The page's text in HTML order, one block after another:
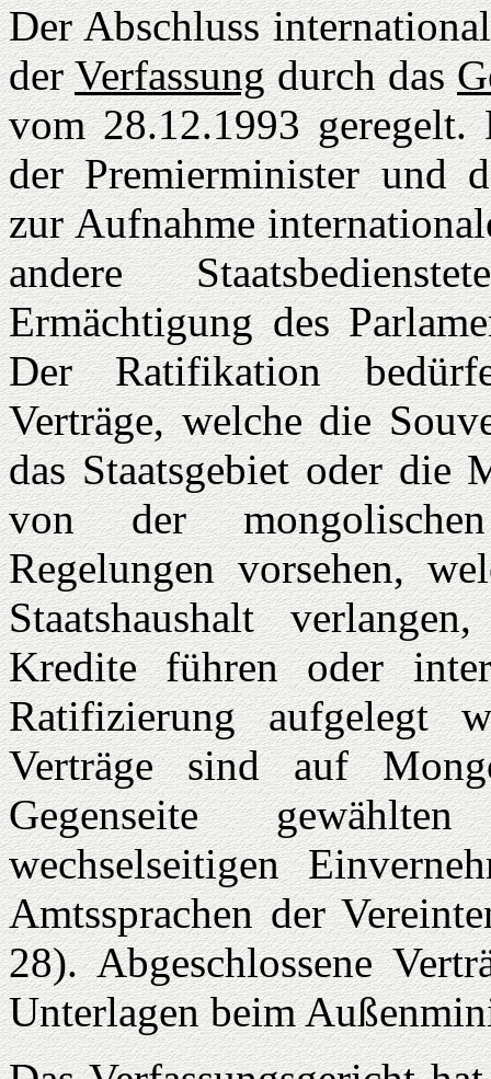
Der Abschluss
derVerfassungdurch das
vom 28.12.1993 geregelt.
der Premierminister und
zur Aufnahme
andere
Ermächtigung des
Der Ratifikation
Verträge, welche die
das Staatsgebiet oder die
von der mongolischen
Regelungen vorsehen,
Staatshaushalt
Kredite führen oder
Ratifizierung aufgelegt
Verträge sind auf
Gegenseite
wechselseitigen
Amtssprachen der
28). Abgeschlossene
Unterlagen beim